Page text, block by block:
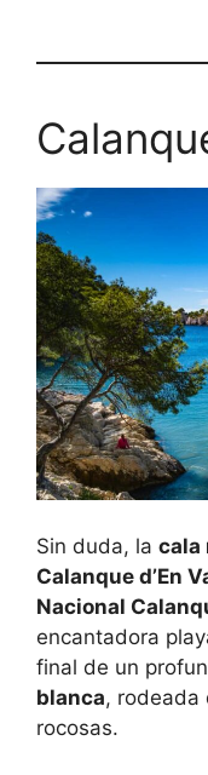
Sin duda, la cala
Calanque d’En
Nacional
encantadora
final de un
blanca, rodeada
rocosas.